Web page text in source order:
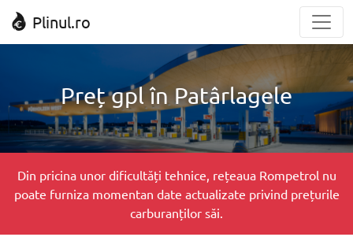
Plinul.ro
Preț gpl în Patârlagele
Din pricina unor dificultăți tehnice, rețeaua Rompetrol nu
poate furniza momentan date actualizate privind prețurile
carburanților săi.